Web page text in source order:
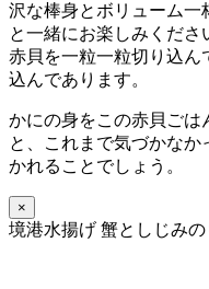
沢な棒身とボリューム一
と一緒にお楽しみくださ
赤貝を一粒一粒切り込ん
込んであります。
かにの身をこの赤貝ごは
と、これまで気づかな
かれることでしょう。
×
境港水揚げ 蟹としじみ